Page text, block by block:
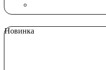
Новинка